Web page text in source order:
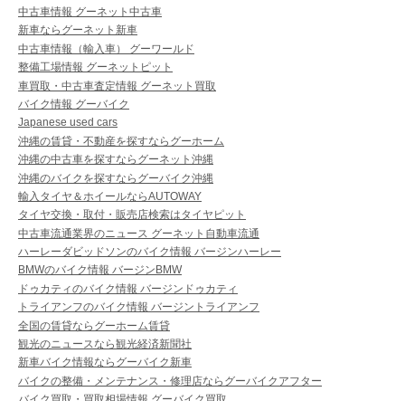
中古車情報 グーネット中古車
新車ならグーネット新車
中古車情報（輸入車） グーワールド
整備工場情報 グーネットピット
車買取・中古車査定情報 グーネット買取
バイク情報 グーバイク
Japanese used cars
沖縄の賃貸・不動産を探すならグーホーム
沖縄の中古車を探すならグーネット沖縄
沖縄のバイクを探すならグーバイク沖縄
輸入タイヤ＆ホイールならAUTOWAY
タイヤ交換・取付・販売店検索はタイヤピット
中古車流通業界のニュース グーネット自動車流通
ハーレーダビッドソンのバイク情報 バージンハーレー
BMWのバイク情報 バージンBMW
ドゥカティのバイク情報 バージンドゥカティ
トライアンフのバイク情報 バージントライアンフ
全国の賃貸ならグーホーム賃貸
観光のニュースなら観光経済新聞社
新車バイク情報ならグーバイク新車
バイクの整備・メンテナンス・修理店ならグーバイクアフター